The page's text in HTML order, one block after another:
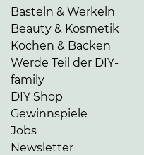
Basteln & Werkeln
Beauty & Kosmetik
Kochen & Backen
Werde Teil der DIY-
family
DIY Shop
Gewinnspiele
Jobs
Newsletter